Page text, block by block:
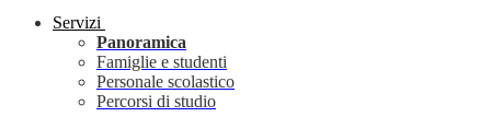
Servizi
Panoramica
Famiglie e studenti
Personale scolastico
Percorsi di studio